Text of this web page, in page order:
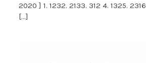
2020 ] 1. 1232. 2133. 312 4. 1325.
[…]